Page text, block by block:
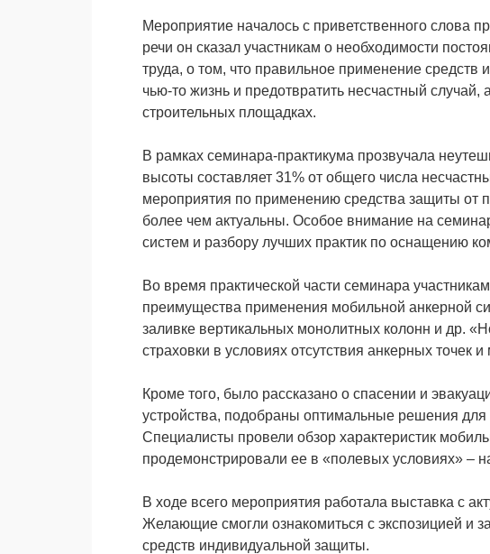
Мероприятие началось с приветственного слова
речи он сказал участникам о необходимости
труда, о том, что правильное применение
чью-то жизнь и предотвратить несчастный случай,
строительных площадках.
В рамках семинара-практикума прозвучала
высоты составляет 31% от общего числа
мероприятия по применению средства защиты от
более чем актуальны. Особое внимание на
систем и разбору лучших практик по оснащению
Во время практической части семинара
преимущества применения мобильной анкерной
заливке вертикальных монолитных колонн и др.
страховки в условиях отсутствия анкерных точек
Кроме того, было рассказано о спасении и
устройства, подобраны оптимальные решения
Специалисты провели обзор характеристик
продемонстрировали ее в «полевых условиях» –
В ходе всего мероприятия работала выставка с
Желающие смогли ознакомиться с экспозицией и
средств индивидуальной защиты.